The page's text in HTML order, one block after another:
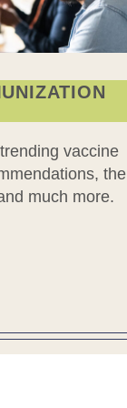
vaccine
the
much more.